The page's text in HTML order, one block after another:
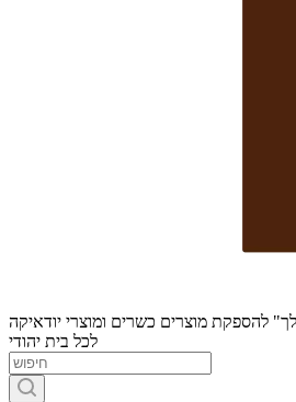
להספקת מוצרים כשרים ומוצרי יודאיקה
לכל בית יהודי